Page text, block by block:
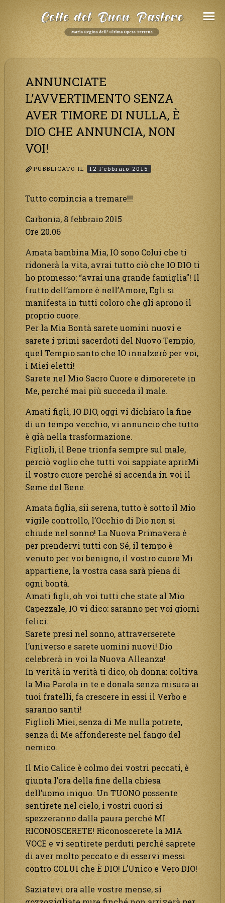
ANNUNCIATE
L’AVVERTIMENTO SENZA
AVER TIMORE DI NULLA, È
DIO CHE ANNUNCIA, NON
VOI!
PUBBLICATO IL 12 Febbraio 2015
Tutto comincia a tremare!!!
Carbonia, 8 febbraio 2015
Ore 20.06
Amata bambina Mia, IO sono Colui che ti
ridonerà la vita, avrai tutto ciò che IO DIO ti
ho promesso: “avrai una grande famiglia”! Il
frutto dell’amore è nell’Amore, Egli si
manifesta in tutti coloro che gli aprono il
proprio cuore.
Per la Mia Bontà sarete uomini nuovi e
sarete i primi sacerdoti del Nuovo Tempio,
quel Tempio santo che IO innalzerò per voi,
i Miei eletti!
Sarete nel Mio Sacro Cuore e dimorerete in
Me, perché mai più succeda il male.
Amati figli, IO DIO, oggi vi dichiaro la fine
di un tempo vecchio, vi annuncio che tutto
è già nella trasformazione.
Figlioli, il Bene trionfa sempre sul male,
perciò voglio che tutti voi sappiate aprirMi
il vostro cuore perché si accenda in voi il
Seme del Bene.
Amata figlia, sii serena, tutto è sotto il Mio
vigile controllo, l’Occhio di Dio non si
chiude nel sonno! La Nuova Primavera è
per prendervi tutti con Sé, il tempo è
venuto per voi benigno, il vostro cuore Mi
appartiene, la vostra casa sarà piena di
ogni bontà.
Amati figli, oh voi tutti che state al Mio
Capezzale, IO vi dico: saranno per voi giorni
felici.
Sarete presi nel sonno, attraverserete
l’universo e sarete uomini nuovi! Dio
celebrerà in voi la Nuova Alleanza!
In verità in verità ti dico, oh donna: coltiva
la Mia Parola in te e donala senza misura ai
tuoi fratelli, fa crescere in essi il Verbo e
saranno santi!
Figlioli Miei, senza di Me nulla potrete,
senza di Me affondereste nel fango del
nemico.
Il Mio Calice è colmo dei vostri peccati, è
giunta l’ora della fine della chiesa
dell’uomo iniquo. Un TUONO possente
sentirete nel cielo, i vostri cuori si
spezzeranno dalla paura perché MI
RICONOSCERETE! Riconoscerete la MIA
VOCE e vi sentirete perduti perché saprete
di aver molto peccato e di esservi messi
contro COLUI che È DIO! L’Unico e Vero DIO!
Saziatevi ora alle vostre mense, sì